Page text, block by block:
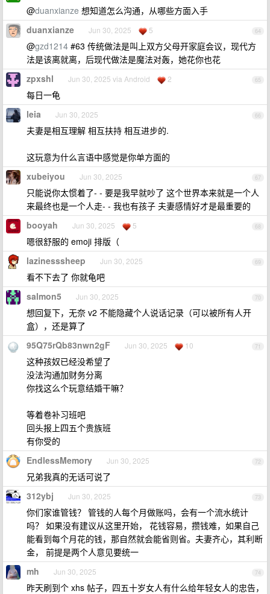
@duanxianze 想知道怎么沟通，从哪些方面入手
64
duanxianze Jun 30, 2025 5
@gzd1214 #63 传统做法是叫上双方父母开家庭会议，现代方
法是该离就离，后现代做法是魔法对轰，她花你也花
65
zpxshl Jun 30, 2025 via Android 2
每日一龟
66
leia Jun 30, 2025
夫妻是相互理解 相互扶持 相互进步的.
这玩意为什么言语中感觉是你单方面的
67
xubeiyou Jun 30, 2025
只能说你太惯着了- - 要是我早就吵了 这个世界本来就是一个人
来最终也是一个人走- - 我也有孩子 夫妻感情好才是最重要的
68
booyah Jun 30, 2025 5
嗯很舒服的 emoji 排版（
69
lazinesssheep Jun 30, 2025
看不下去了 你就龟吧
70
salmon5 Jun 30, 2025
想回复下，无奈 v2 不能隐藏个人说话记录（可以被所有人开
盒），还是算了
71
95Q75rQb83nwn2gF Jun 30, 2025 10
这种孩奴已经没希望了
没法沟通加财务分离
你找这么个玩意结婚干嘛？
等着卷补习班吧
回头报上四五个贵族班
有你受的
72
EndlessMemory Jun 30, 2025
兄弟我真的无话可说了
73
312ybj Jun 30, 2025
你们家谁管钱？ 管钱的人每个月做账吗，会有一个流水统计
吗？ 如果没有建议从这里开始， 花钱容易，攒钱难，如果自己
能看到每个月花的钱，那自然就会能省则省。夫妻齐心，其利断
金， 前提是两个人意见要统一
74
mh Jun 30, 2025
昨天刷到个 xhs 帖子，四五十岁女人有什么给年轻女人的忠告，